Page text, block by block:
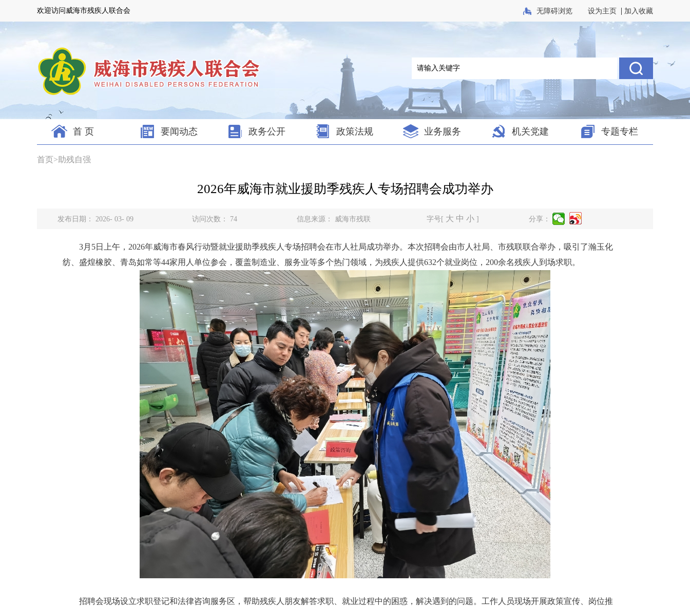
欢迎访问威海市残疾人联合会 无障碍浏览 设为主页 | 加入收藏
首 页 要闻动态 政务公开 政策法规 业务服务 机关党建 专题专栏
首页>助残自强
2026年威海市就业援助季残疾人专场招聘会成功举办
发布日期： 2026- 03- 09 访问次数： 74 信息来源： 威海市残联 字号[ 大 中 小 ] 分享：
3月5日上午，2026年威海市春风行动暨就业援助季残疾人专场招聘会在市人社局成功举办。本次招聘会由市人社局、市残联联合举办，吸引了瀚玉化
纺、盛煌橡胶、青岛如常等44家用人单位参会，覆盖制造业、服务业等多个热门领域，为残疾人提供632个就业岗位，200余名残疾人到场求职。
招聘会现场设立求职登记和法律咨询服务区，帮助残疾人朋友解答求职、就业过程中的困惑，解决遇到的问题。工作人员现场开展政策宣传、岗位推